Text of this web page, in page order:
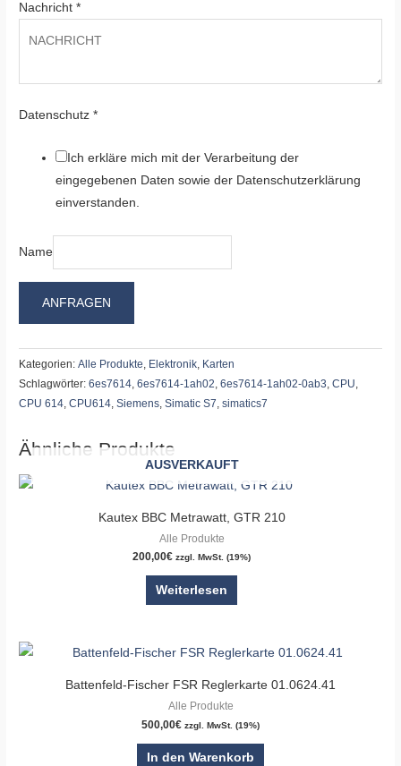
Nachricht*
Datenschutz*
Ich erkläre mich mit der Verarbeitung der
eingegebenen Daten sowie der Datenschutzerklärung
einverstanden.
Name
ANFRAGEN
Kategorien:Alle Produkte, Elektronik, Karten
Schlagwörter:6es7614,6es7614-1ah02,6es7614-1ah02-0ab3,CPU,
CPU 614,CPU614,Siemens,Simatic S7,simatics7
Ähnliche Produkte
AUSVERKAUFT
Kautex BBC Metrawatt, GTR 210
Alle Produkte
200,00€ zzgl. MwSt. (19%)
Weiterlesen
Battenfeld-Fischer FSR Reglerkarte 01.0624.41
Alle Produkte
500,00€ zzgl. MwSt. (19%)
In den Warenkorb